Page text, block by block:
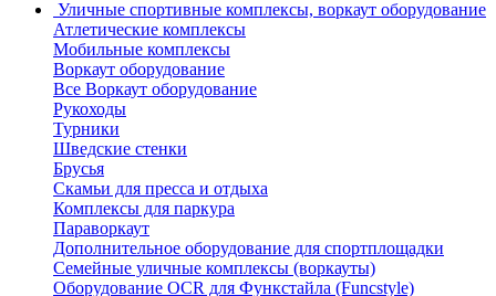
Уличные спортивные комплексы, воркаут оборудование
Атлетические комплексы
Мобильные комплексы
Воркаут оборудование
Все Воркаут оборудование
Рукоходы
Турники
Шведские стенки
Брусья
Скамьи для пресса и отдыха
Комплексы для паркура
Параворкаут
Дополнительное оборудование для спортплощадки
Семейные уличные комплексы (воркауты)
Оборудование OCR для Функстайла (Funcstyle)